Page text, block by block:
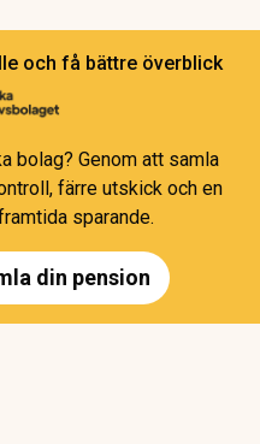
och få bättre överblick
bolag? Genom att samla
färre utskick och en
sparande.
din pension